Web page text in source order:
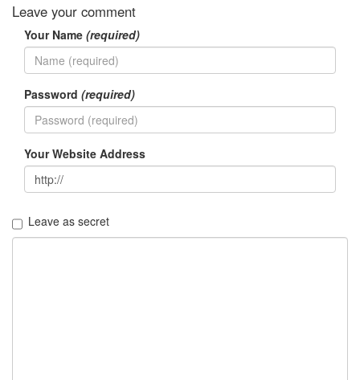
Leave your comment
Your Name (required)
Password (required)
Your Website Address
Leave as secret